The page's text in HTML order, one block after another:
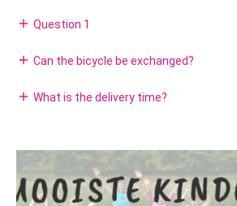
add Question 1
add Can the bicycle be exchanged?
add What is the delivery time?